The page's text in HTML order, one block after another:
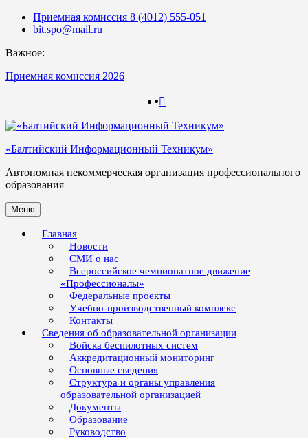
Skip
Приемная комиссия 8 (4012) 555-051
bit.spo@mail.ru
Важное:
Приемная комиссия 2026
«Балтийский Информационный Техникум»
Автономная некоммерческая организация профессионального
образования
Меню
Главная
Новости
СМИ о нас
Всероссийское чемпионатное движение
«Профессионалы»
Федеральные проекты
Учебно-производственный комплекс
Контакты
Сведения об образовательной организации
Войска беспилотных систем
Аккредитационный мониторинг
Основные сведения
Структура и органы управления
образовательной организацией
Документы
Образование
Руководство